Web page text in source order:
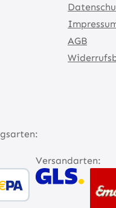
AGB
Versandarten: